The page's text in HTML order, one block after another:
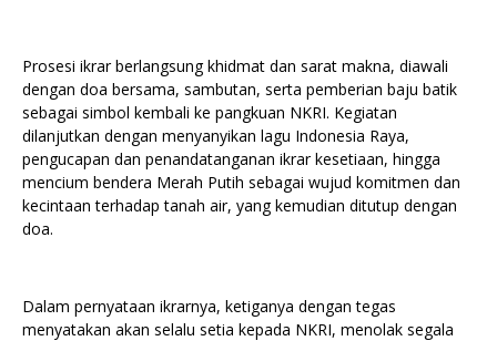
Prosesi ikrar berlangsung khidmat dan sarat makna, diawali
dengan doa bersama, sambutan, serta pemberian baju batik
sebagai simbol kembali ke pangkuan NKRI. Kegiatan
dilanjutkan dengan menyanyikan lagu Indonesia Raya,
pengucapan dan penandatanganan ikrar kesetiaan, hingga
mencium bendera Merah Putih sebagai wujud komitmen dan
kecintaan terhadap tanah air, yang kemudian ditutup dengan
doa.
Dalam pernyataan ikrarnya, ketiganya dengan tegas
menyatakan akan selalu setia kepada NKRI, menolak segala